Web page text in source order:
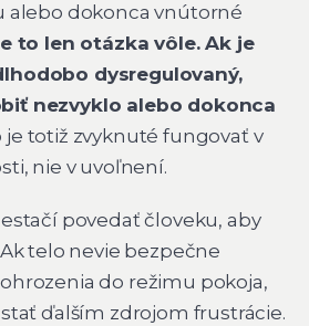
alebo dokonca vnútorné
to len otázka vôle. Ak je
dysregulovaný,
nezvyklo alebo dokonca
je totiž zvyknuté fungovať v
nie v uvoľnení.
povedať človeku, aby
telo nevie bezpečne
do režimu pokoja,
ďalším zdrojom frustrácie.